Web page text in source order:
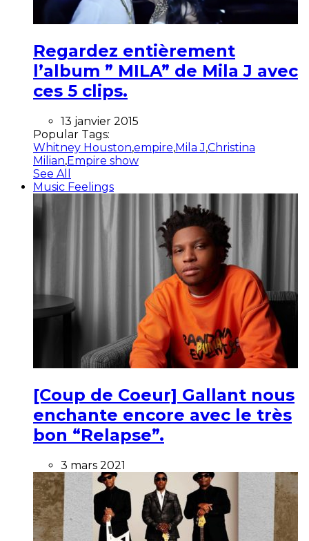
Regardez entièrement
l’album ” MILA” de Mila J avec
ces 5 clips.
13 janvier 2015
Popular Tags:
Whitney Houston,empire,Mila J,Christina
Milian,Empire show
See All
Music Feelings
[Coup de Coeur] Gallant nous
enchante encore avec le très
bon “Relapse”.
3 mars 2021